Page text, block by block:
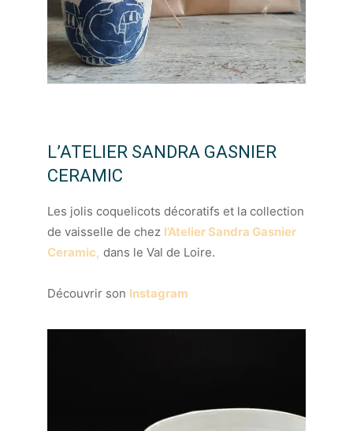
L’ATELIER SANDRA GASNIER
CERAMIC
Les jolis coquelicots décoratifs et la collection
de vaisselle de chez l’Atelier Sandra Gasnier
Ceramic, dans le Val de Loire.
Découvrir son Instagram